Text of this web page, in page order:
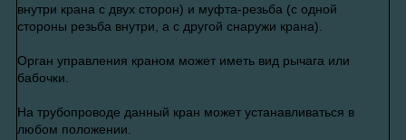
внутри крана с двух сторон) и муфта-резьба (с одной
стороны резьба внутри, а с другой снаружи крана).
Орган управления краном может иметь вид рычага или
бабочки.
На трубопроводе данный кран может устанавливаться в
любом положении.